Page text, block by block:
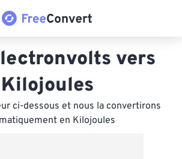
vers
Kilojoules
ci-dessous et nous la convertirons
en Kilojoules